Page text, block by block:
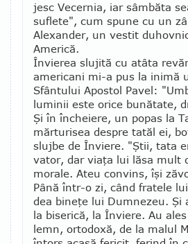
jesc Vecernia, iar sâmbăta
suflete", cum spune cu un
Alexander, un vestit
Americă.
Învierea slujită cu atâta
americani mi-a pus la inimă
Sfântului Apos­tol Pavel:
luminii este orice bunătate,
Şi în încheiere, un popas la
mărturisea despre tatăl ei,
slujbe de Înviere. "Ştii, tata
vator, dar viaţa lui lăsa mult
morale. Ateu convins, îşi
Până într-o zi, când fratele
dea bineţe lui Dumnezeu. Şi
la biserică, la Înviere. Au
lemn, ortodoxă, de la malul